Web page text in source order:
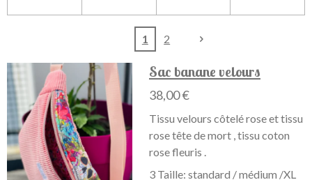
1 2
Sac banane velours
38,00 €
Tissu velours côtelé rose et tissu
rose tête de mort , tissu coton
rose fleuris .
3 Taille: standard / médium /XL